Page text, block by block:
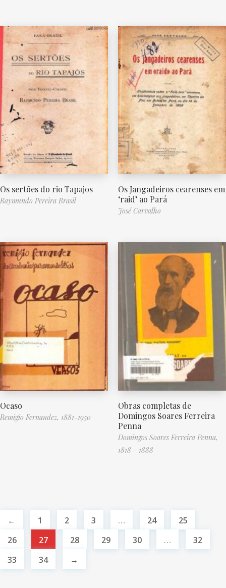
Os sertões do rio Tapajos
Raymundo Pereira Brasil
Os Jangadeiros cearenses em
‘raid’ ao Pará
José Carvalho
Ocaso
Remigio Fernandez, 1881-1950
Obras completas de
Domingos Soares Ferreira
Penna
Domingos Soares Ferreira Penna,
1818 - 1888
← 1 2 3 … 24
25
26
27 28 29 30 …
32
33
34 →